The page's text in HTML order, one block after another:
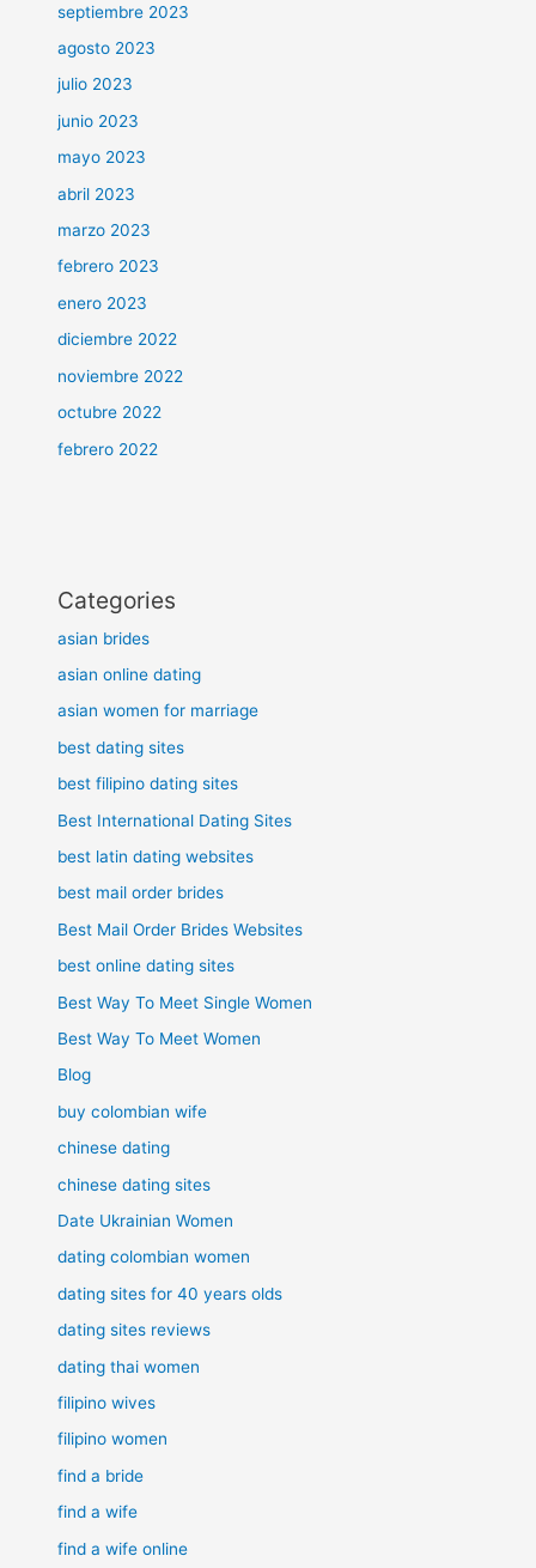
septiembre 2023
agosto 2023
julio 2023
junio 2023
mayo 2023
abril 2023
marzo 2023
febrero 2023
enero 2023
diciembre 2022
noviembre 2022
octubre 2022
febrero 2022
Categories
asian brides
asian online dating
asian women for marriage
best dating sites
best filipino dating sites
Best International Dating Sites
best latin dating websites
best mail order brides
Best Mail Order Brides Websites
best online dating sites
Best Way To Meet Single Women
Best Way To Meet Women
Blog
buy colombian wife
chinese dating
chinese dating sites
Date Ukrainian Women
dating colombian women
dating sites for 40 years olds
dating sites reviews
dating thai women
filipino wives
filipino women
find a bride
find a wife
find a wife online